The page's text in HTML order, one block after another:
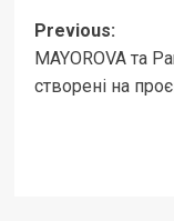
Post
Previous:
MAYOROVA та
створені на